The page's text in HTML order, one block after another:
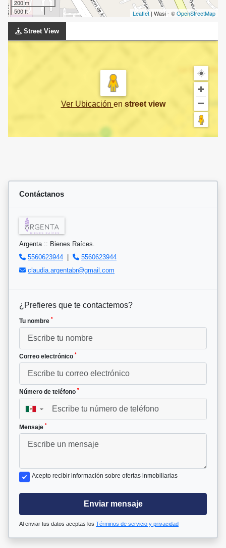
200 m
500 ft
Leaflet | Wasi - ©OpenStreetMap
Street View
Ver Ubicación en street view
Contáctanos
Argenta :: Bienes Raíces.
5560623944 |
5560623944
claudia.argentabr@gmail.com
¿Prefieres que te contactemos?
Tu nombre *
Correo electrónico *
Número de teléfono *
▼
Mensaje *
Acepto recibir información sobre ofertas inmobiliarias
Enviar mensaje
Al enviar tus datos aceptas los Términos de servicio y privacidad